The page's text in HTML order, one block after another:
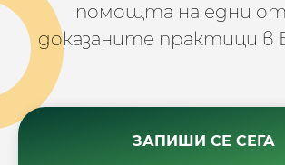
помощта на едни
доказаните практици в
ЗАПИШИ СЕ СЕГА